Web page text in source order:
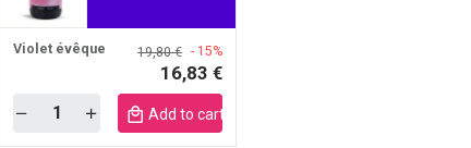
Violet évêque 19,80 € - 15%
16,83 €
Quantity
Add to cart mobile